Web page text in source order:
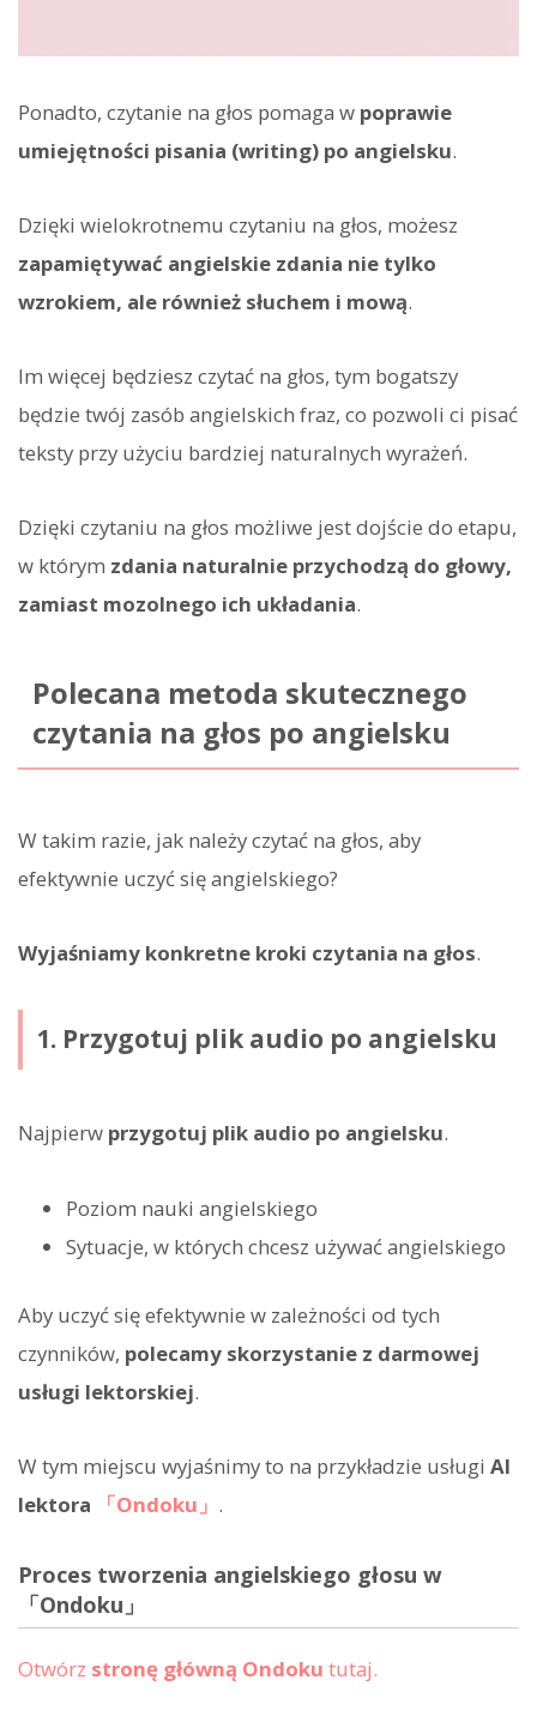
Ponadto, czytanie na głos pomaga w poprawie
umiejętności pisania (writing) po angielsku.
Dzięki wielokrotnemu czytaniu na głos, możesz
zapamiętywać angielskie zdania nie tylko
wzrokiem, ale również słuchem i mową.
Im więcej będziesz czytać na głos, tym bogatszy
będzie twój zasób angielskich fraz, co pozwoli ci pisać
teksty przy użyciu bardziej naturalnych wyrażeń.
Dzięki czytaniu na głos możliwe jest dojście do etapu,
w którym zdania naturalnie przychodzą do głowy,
zamiast mozolnego ich układania.
Polecana metoda skutecznego
czytania na głos po angielsku
W takim razie, jak należy czytać na głos, aby
efektywnie uczyć się angielskiego?
Wyjaśniamy konkretne kroki czytania na głos.
1. Przygotuj plik audio po angielsku
Najpierw przygotuj plik audio po angielsku.
Poziom nauki angielskiego
Sytuacje, w których chcesz używać angielskiego
Aby uczyć się efektywnie w zależności od tych
czynników, polecamy skorzystanie z darmowej
usługi lektorskiej.
W tym miejscu wyjaśnimy to na przykładzie usługi AI
lektora
「Ondoku」 .
Proces tworzenia angielskiego głosu w
「Ondoku」
Otwórz stronę główną Ondoku tutaj.